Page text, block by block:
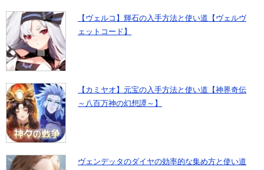
【ヴェルコ】輝石の入手方法と使い道【ヴェルヴ
ェットコード】
【カミヤオ】元宝の入手方法と使い道【神界奇伝
～八百万神の幻想譚～】
ヴェンデッタのダイヤの効率的な集め方と使い道